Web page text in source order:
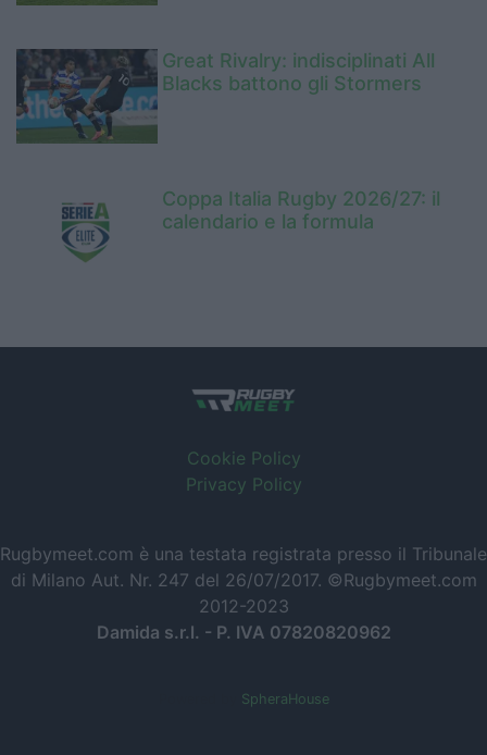
Great Rivalry: indisciplinati All
Blacks battono gli Stormers
Coppa Italia Rugby 2026/27: il
calendario e la formula
Cookie Policy
Privacy Policy
Rugbymeet.com è una testata registrata presso il Tribunale
di Milano Aut. Nr. 247 del 26/07/2017. ©Rugbymeet.com
2012-2023
Damida s.r.l. - P. IVA 07820820962
SpheraHouse